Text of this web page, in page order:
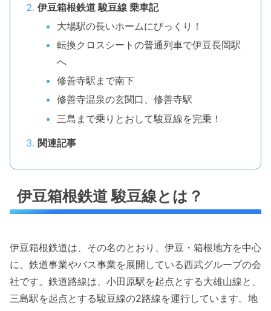
伊豆箱根鉄道 駿豆線 乗車記
大場駅の長いホームにびっくり！
転換クロスシートの普通列車で伊豆長岡駅
へ
修善寺駅まで南下
修善寺温泉の玄関口、修善寺駅
三島まで乗りとおして駿豆線を完乗！
関連記事
伊豆箱根鉄道 駿豆線とは？
伊豆箱根鉄道は、その名のとおり、伊豆・箱根地方を中心
に、鉄道事業やバス事業を展開している西武グループの会
社です。鉄道路線は、小田原駅を起点とする大雄山線と、
三島駅を起点とする駿豆線の2路線を運行しています。地